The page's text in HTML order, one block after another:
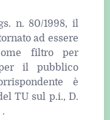
n. 80/1998, il
ad essere
filtro per
il pubblico
è
TU sul p.i., D.